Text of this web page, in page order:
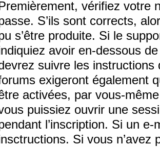
vérifiez votre
S’ils sont corrects,
s’être produite. Si le
avoir en-dessous
suivre les
exigeront également
activées, par vous-
puissiez ouvrir une
l’inscription. Si un
Si vous n’avez